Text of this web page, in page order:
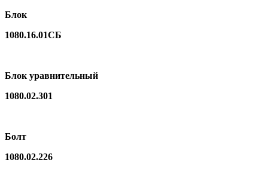
Блок
1080.16.01СБ
Блок уравнительный
1080.02.301
Болт
1080.02.226